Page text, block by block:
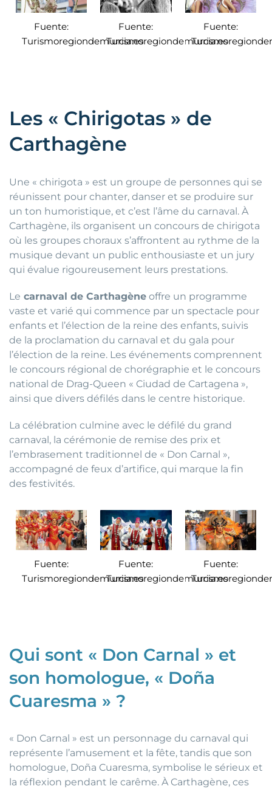
Fuente:
Turismoregiondemurcia.es
Fuente:
Turismoregiondemurcia.es
Fuente:
Les « Chirigotas » de
Carthagène
Une « chirigota » est un groupe de personnes qui se
réunissent pour chanter, danser et se produire sur
un ton humoristique, et c’est l’âme du carnaval. À
Carthagène, ils organisent un concours de chirigota
où les groupes choraux s’affrontent au rythme de la
musique devant un public enthousiaste et un jury
qui évalue rigoureusement leurs prestations.
Le carnaval de Carthagène offre un programme
vaste et varié qui commence par un spectacle pour
enfants et l’élection de la reine des enfants, suivis
de la proclamation du carnaval et du gala pour
l’élection de la reine. Les événements comprennent
le concours régional de chorégraphie et le concours
national de Drag-Queen « Ciudad de Cartagena »,
ainsi que divers défilés dans le centre historique.
La célébration culmine avec le défilé du grand
carnaval, la cérémonie de remise des prix et
l’embrasement traditionnel de « Don Carnal »,
accompagné de feux d’artifice, qui marque la fin
des festivités.
Fuente:
Turismoregiondemurcia.es
Fuente:
Turismoregiondemurcia.es
Fuente:
Qui sont « Don Carnal » et
son homologue, « Doña
Cuaresma » ?
« Don Carnal » est un personnage du carnaval qui
représente l’amusement et la fête, tandis que son
homologue, Doña Cuaresma, symbolise le sérieux et
la réflexion pendant le carême. À Carthagène, ces